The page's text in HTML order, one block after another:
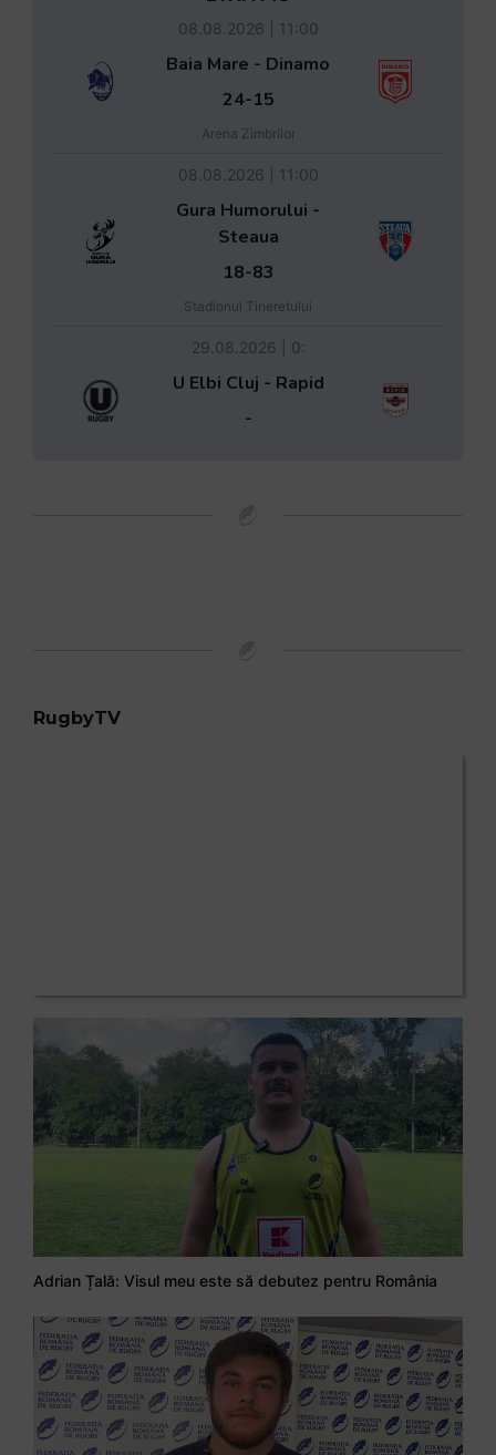
08.08.2026 | 11:00
Baia Mare - Dinamo
24-15
Arena Zimbrilor
08.08.2026 | 11:00
Gura Humorului -
Steaua
18-83
Stadionul Tineretului
29.08.2026 | 0:
U Elbi Cluj - Rapid
-
RugbyTV
Adrian Țală: Visul meu este să debutez pentru România